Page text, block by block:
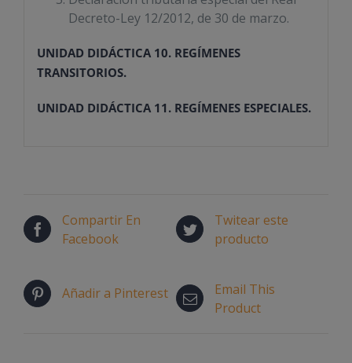
Decreto-Ley 12/2012, de 30 de marzo.
UNIDAD DIDÁCTICA 10. REGÍMENES
TRANSITORIOS.
UNIDAD DIDÁCTICA 11. REGÍMENES ESPECIALES.
Compartir En
Facebook
Twitear este
producto
Añadir a Pinterest
Email This
Product